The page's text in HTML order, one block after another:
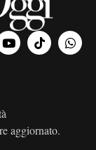
aggiornato.